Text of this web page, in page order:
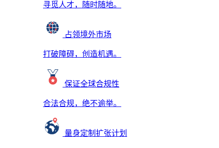
寻觅人才，随时随地。
占领境外市场
打破障碍，创造机遇。
保证全球合规性
合法合规，绝不逾举。
量身定制扩张计划